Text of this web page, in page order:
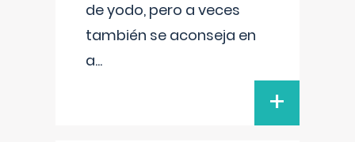
de yodo, pero a veces
también se aconseja en
a...
+